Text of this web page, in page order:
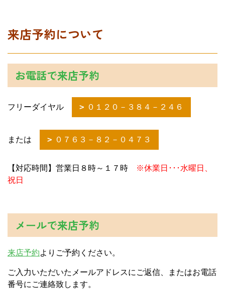
来店予約について
お電話で来店予約
フリーダイヤル ０１２０－３８４－２４６
または ０７６３－８２－０４７３
【対応時間】営業日８時～１７時
※休業日･･･水曜日、
祝日
メールで来店予約
来店予約よりご予約ください。
ご入力いただいたメールアドレスにご返信、またはお電話
番号にご連絡致します。